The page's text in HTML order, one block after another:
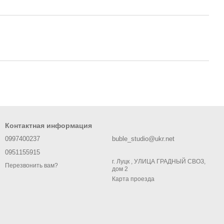
Контактная информация
0997400237
0951155915
Перезвонить вам?
buble_studio@ukr.net
г. Луцк , УЛИЦА ГРАДНЫЙ СВОЗ,
дом 2
Карта проезда